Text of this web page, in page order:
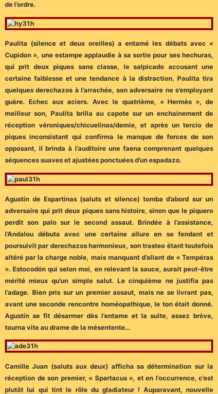
de l’ordre.
Paulita (silence et deux oreilles) a entamé les débats avec «
Cupidon », une estampe applaudie à sa sortie pour ses hechuras,
qui prit deux piques sans classe, le salpicado accusant une
certaine faiblesse et une tendance à la distraction. Paulita tira
quelques derechazos à l’arrachée, son adversaire ne s’employant
guère. Echec aux aciers. Avec le quatrième, « Hermès », de
meilleur son, Paulita brilla au capote sur un enchainement de
réception véroniques/chicuelinas/demie, et après un tercio de
piques inconsistant qui confirma le manque de forces de son
opposant, il brinda à l’auditoire une faena comprenant quelques
séquences suaves et ajustées ponctuées d’un espadazo.
Agustín de Espartinas (saluts et silence) tomba d’abord sur un
adversaire qui prit deux piques sans histoire, sinon que le piquero
perdit son palo sur le second assaut. Brindée à l’assistance,
l’Andalou débuta avec une certaine allure en se fendant et
poursuivit par derechazos harmonieux, son trasteo étant toutefois
altéré par la charge noble, mais manquant d’allant de « Tempéras
». Estocodón qui selon moi, en relevant la sauce, aurait peut-être
mérité mieux qu’un simple salut. Le cinquième ne justifia pas
l’adage. Bien pris sur un premier assaut, mais ne se livrant pas,
avant une seconde rencontre homéopathique, le ton était donné.
Agustín se fit désarmer dès l’entame et la suite, assez brève,
tourna vite au drame de la mésentente…
Camille Juan (saluts aux deux) afficha sa détermination sur la
réception de son premier, « Spartacus », et en l’occurrence, c’est
plutôt lui qui tint le rôle du gladiateur ! Auparavant, nouvelle